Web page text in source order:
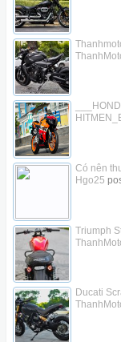
Có nên
Hgo25
Triumph
Ducati